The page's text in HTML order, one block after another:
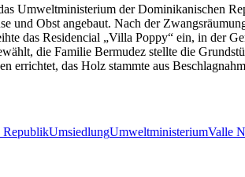
Umweltministerium der Dominikanischen
und Obst angebaut. Nach der
das Residencial „Villa Poppy“ ein, in der
die Familie Bermudez stellte die
errichtet, das Holz stammte aus
RepublikUmsiedlungUmweltministeriumValle